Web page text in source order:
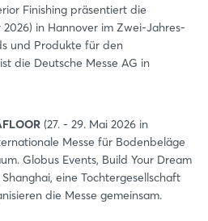
Finishing präsentiert die
2026) in Hannover im Zwei-Jahres-
und Produkte für den
die Deutsche Messe AG in
(27. - 29. Mai 2026 in
Messe für Bodenbeläge
Globus Events, Build Your Dream
eine Tochtergesellschaft
die Messe gemeinsam.
vergessen?
angemeldet?